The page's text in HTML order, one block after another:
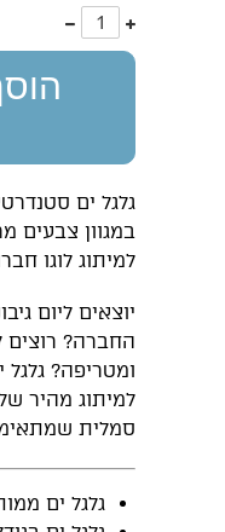
עוד
אחד
במגוון צבעים
למיתוג לוגו
יוצאים ליום
החברה? רוצים
ומטריפה?
למיתוג מהיר
סמלית
גלגל ים